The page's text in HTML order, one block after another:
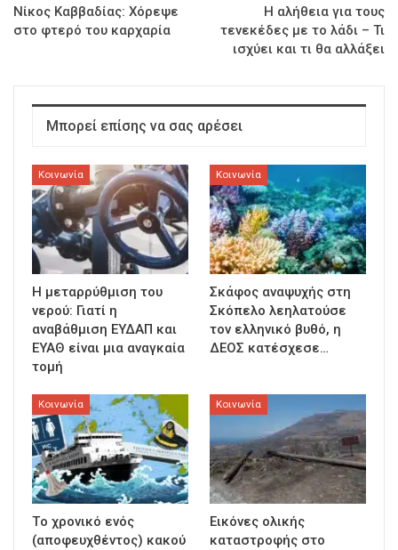
Νίκος Καββαδίας: Χόρεψε
στο φτερό του καρχαρία
Η αλήθεια για τους
τενεκέδες με το λάδι – Τι
ισχύει και τι θα αλλάξει
Μπορεί επίσης να σας αρέσει
Κοινωνία
Η μεταρρύθμιση του
νερού: Γιατί η
αναβάθμιση ΕΥΔΑΠ και
ΕΥΑΘ είναι μια αναγκαία
τομή
Κοινωνία
Σκάφος αναψυχής στη
Σκόπελο λεηλατούσε
τον ελληνικό βυθό, η
ΔΕΟΣ κατέσχεσε…
Κοινωνία
Τo χρονικό ενός
(αποφευχθέντος) κακού
Κοινωνία
Εικόνες ολικής
καταστροφής στο